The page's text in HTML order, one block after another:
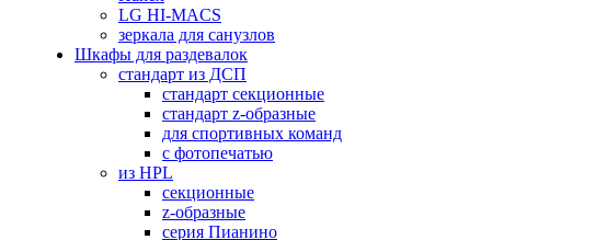
LG HI-MACS
зеркала для санузлов
Шкафы для раздевалок
стандарт из ДСП
стандарт секционные
стандарт z-образные
для спортивных команд
с фотопечатью
из HPL
секционные
z-образные
серия Пианино